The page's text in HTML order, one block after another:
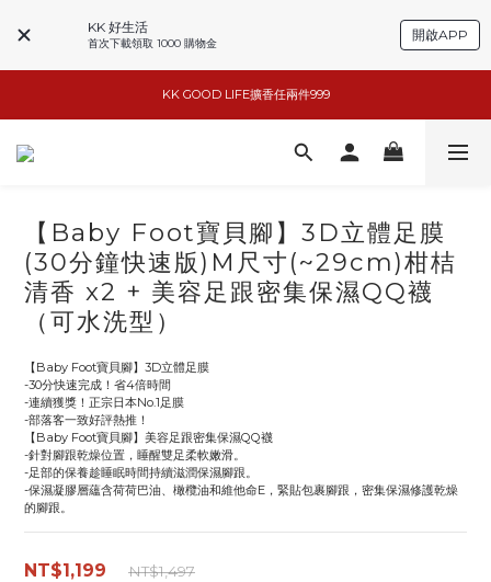
KK 好生活
首次下載領取 1000 購物金
開啟APP
basiik1件9折/2件88折
basiik1件9折/2件88折
【Baby Foot寶貝腳】3D立體足膜
(30分鐘快速版)M尺寸(~29cm)柑桔
清香 x2 + 美容足跟密集保濕QQ襪
（可水洗型）
【Baby Foot寶貝腳】3D立體足膜
-30分快速完成！省4倍時間
-連續獲獎！正宗日本No.1足膜
-部落客一致好評熱推！
【Baby Foot寶貝腳】美容足跟密集保濕QQ襪
-針對腳跟乾燥位置，睡醒雙足柔軟嫩滑。
-足部的保養趁睡眠時間持續滋潤保濕腳跟。
-保濕凝膠層蘊含荷荷巴油、橄欖油和維他命E，緊貼包裹腳跟，密集保濕修護乾燥
的腳跟。
NT$1,199 NT$1,497